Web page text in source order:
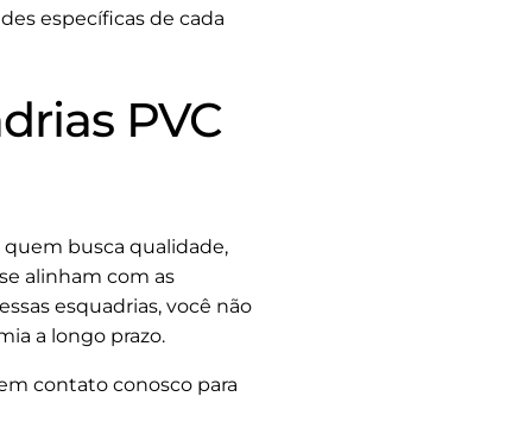
específicas de cada
PVC
busca qualidade,
alinham com as
esquadrias, você não
a longo prazo.
contato conosco para